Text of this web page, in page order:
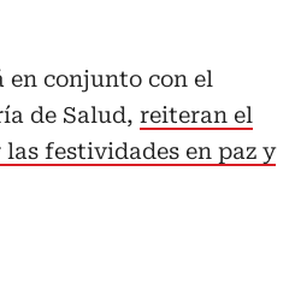
en conjunto con el
de Salud, reiteran el
festividades en paz y